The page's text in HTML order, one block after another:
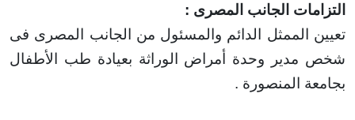
الجانب المصرى:
الممثل الدائم والمسئول من الجانب المصرى فى
وحدة أمراض
الوراثة بعيادة طب الأطفال
المنصورة .